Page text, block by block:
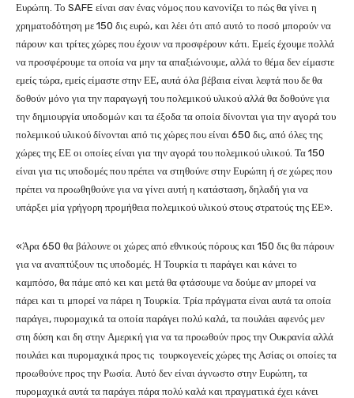
Ευρώπη. Το SAFE είναι σαν ένας νόμος που κανονίζει το πώς θα γίνει η
χρηματοδότηση με 150 δις ευρώ, και λέει ότι από αυτό το ποσό μπορούν να
πάρουν και τρίτες χώρες που έχουν να προσφέρουν κάτι. Εμείς έχουμε πολλά
να προσφέρουμε τα οποία να μην τα απαξιώνουμε, αλλά το θέμα δεν είμαστε
εμείς τώρα, εμείς είμαστε στην ΕΕ, αυτά όλα βέβαια είναι λεφτά που δε θα
δοθούν μόνο για την παραγωγή του πολεμικού υλικού αλλά θα δοθούνε για
την δημιουργία υποδομών και τα έξοδα τα οποία δίνονται για την αγορά του
πολεμικού υλικού δίνονται από τις χώρες που είναι 650 δις, από όλες της
χώρες της ΕΕ οι οποίες είναι για την αγορά του πολεμικού υλικού. Τα 150
είναι για τις υποδομές που πρέπει να στηθούνε στην Ευρώπη ή σε χώρες που
πρέπει να προωθηθούνε για να γίνει αυτή η κατάσταση, δηλαδή για να
υπάρξει μία γρήγορη προμήθεια πολεμικού υλικού στους στρατούς της ΕΕ».
«Άρα 650 θα βάλουνε οι χώρες από εθνικούς πόρους και 150 δις θα πάρουν
για να αναπτύξουν τις υποδομές. Η Τουρκία τι παράγει και κάνει το
καμπόσο, θα πάμε από κει και μετά θα φτάσουμε να δούμε αν μπορεί να
πάρει και τι μπορεί να πάρει η Τουρκία. Τρία πράγματα είναι αυτά τα οποία
παράγει, πυρομαχικά τα οποία παράγει πολύ καλά, τα πουλάει αφενός μεν
στη δύση και δη στην Αμερική για να τα προωθούν προς την Ουκρανία αλλά
πουλάει και πυρομαχικά προς τις τουρκογενείς χώρες της Ασίας οι οποίες τα
προωθούνε προς την Ρωσία. Αυτό δεν είναι άγνωστο στην Ευρώπη, τα
πυρομαχικά αυτά τα παράγει πάρα πολύ καλά και πραγματικά έχει κάνει